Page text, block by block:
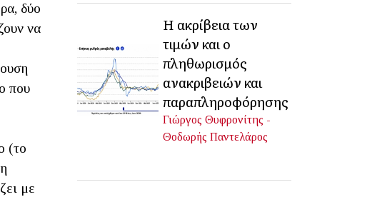
δύο
να
που
(το
με
Η ακρίβεια των
τιμών και ο
πληθωρισμός
ανακριβειών και
παραπληροφόρησης
Γιώργος Θυφρονίτης -
Θοδωρής Παντελάρος